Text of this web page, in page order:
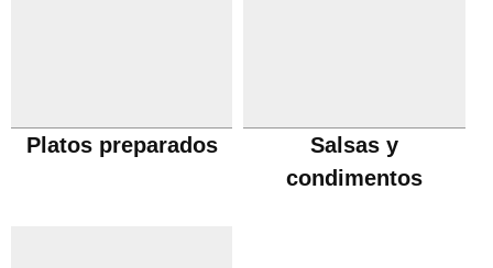
Platos preparados
Salsas y
condimentos